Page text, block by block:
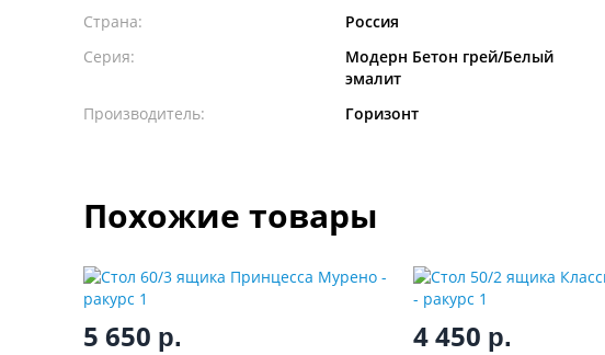
Страна:
Россия
Серия:
Модерн Бетон грей/Белый
эмалит
Производитель:
Горизонт
Похожие товары
5 650 р. 4 450 р.